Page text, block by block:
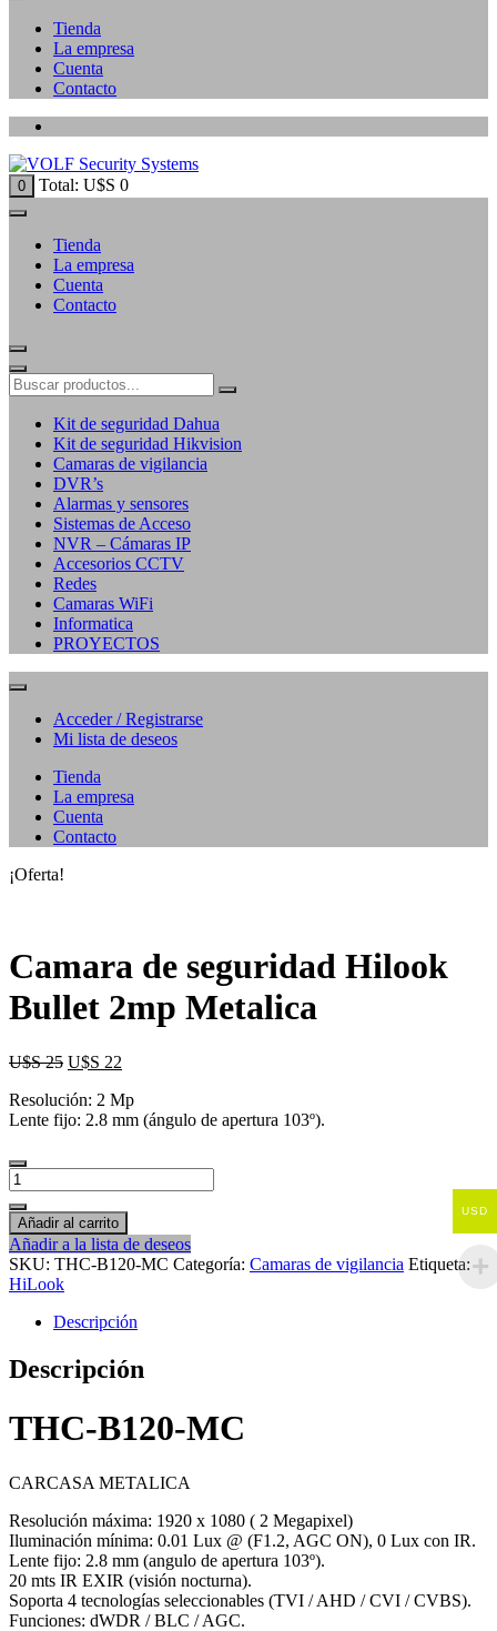
Tienda
La empresa
Cuenta
Contacto
0 Total: U$S 0
Tienda
La empresa
Cuenta
Contacto
Kit de seguridad Dahua
Kit de seguridad Hikvision
Camaras de vigilancia
DVR’s
Alarmas y sensores
Sistemas de Acceso
NVR – Cámaras IP
Accesorios CCTV
Redes
Camaras WiFi
Informatica
PROYECTOS
Acceder / Registrarse
Mi lista de deseos
Tienda
La empresa
Cuenta
Contacto
¡Oferta!
Camara de seguridad Hilook
Bullet 2mp Metalica
U$S25 U$S 22
Resolución: 2 Mp
Lente fijo: 2.8 mm (ángulo de apertura 103º).
Camara
de
seguridad
Hilook
Bullet
2mp
Metalica
cantidad
Añadir al carrito
Añadir a la lista de deseos
SKU: THC-B120-MC Categoría: Camaras de vigilancia Etiqueta:
HiLook
Descripción
Descripción
THC-B120-MC
CARCASA METALICA
Resolución máxima: 1920 x 1080 ( 2 Megapixel)
Iluminación mínima: 0.01 Lux @ (F1.2, AGC ON), 0 Lux con IR.
Lente fijo: 2.8 mm (angulo de apertura 103º).
20 mts IR EXIR (visión nocturna).
Soporta 4 tecnologías seleccionables (TVI / AHD / CVI / CVBS).
Funciones: dWDR / BLC / AGC.
USD